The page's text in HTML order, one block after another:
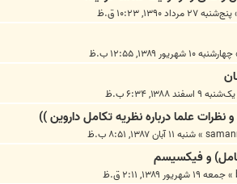
پنج‌شنبه ۲۷ مرداد ۱۳۹۰, ۱۰:۲۳ ق.ظ
چهارشنبه ۱۰ شهریور ۱۳۸۹, ۱۲:۵۵ ب.ظ
یک‌شنبه ۹ اسفند ۱۳۸۸, ۶:۳۴ ب.ظ
نظرات علما درباره نظریه تکامل داروین ))
»شنبه ۱۱ آبان ۱۳۸۷, ۸:۵۱ ب.ظ
و فیکسیسم
»جمعه ۱۹ شهریور ۱۳۸۹, ۲:۱۱ ق.ظ